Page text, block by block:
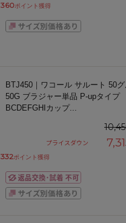
360ポイント獲得
BTJ450｜ワコール サルート 50
50G ブラジャー単品 P-upタイプ
BCDEFGHIカップ...
プライスダウン
332ポイント獲得